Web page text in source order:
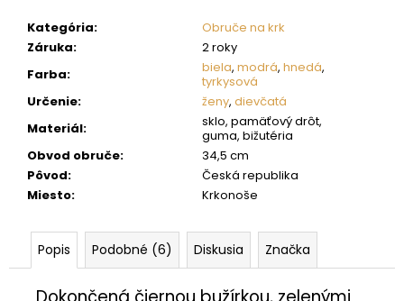
Kategória:
Obruče na krk
Záruka:
2 roky
Farba: biela, modrá, hnedá,
tyrkysová
Určenie: ženy, dievčatá
Materiál:
sklo, pamäťový drôt,
guma, bižutéria
Obvod obruče:
34,5 cm
Pôvod:
Česká republika
Miesto: Krkonoše
Popis Podobné (6) Diskusia Značka